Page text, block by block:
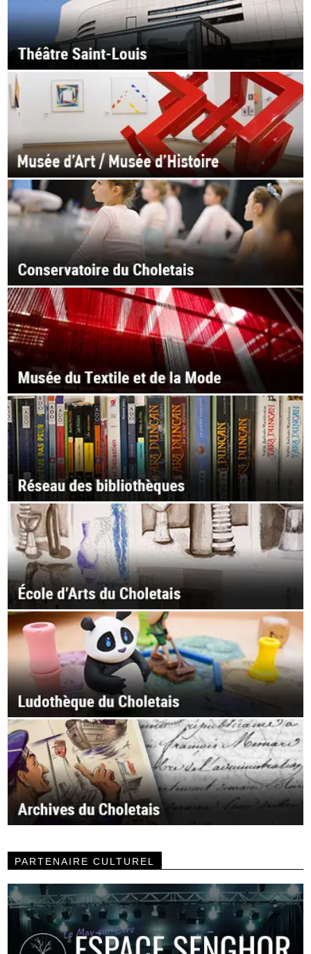
PARTENAIRE CULTUREL